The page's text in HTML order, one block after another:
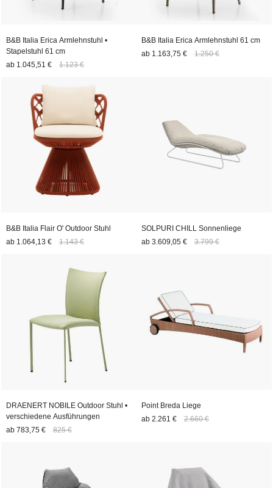
B&B Italia Erica Armlehnstuhl •
Stapelstuhl 61 cm
ab 1.045,51 € 1.123 €
B&B Italia Erica Armlehnstuhl 61 cm
ab 1.163,75 € 1.250 €
B&B Italia Flair O' Outdoor Stuhl
ab 1.064,13 € 1.143 €
SOLPURI CHILL Sonnenliege
ab 3.609,05 € 3.799 €
DRAENERT NOBILE Outdoor Stuhl •
verschiedene Ausführungen
ab 783,75 € 825 €
Point Breda Liege
ab 2.261 € 2.660 €